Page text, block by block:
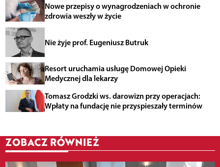
Nowe przepisy o wynagrodzeniach w ochronie
zdrowia weszły w życie
Nie żyje prof. Eugeniusz Butruk
Resort uruchamia usługę Domowej Opieki
Medycznej dla lekarzy
Tomasz Grodzki ws. darowizn przy operacjach:
Wpłaty na fundację nie przyspieszały terminów
ZOBACZ RÓWNIEŻ